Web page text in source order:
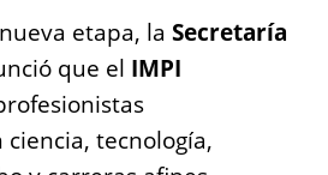
etapa, la Secretaría
que el IMPI
ciencia, tecnología,